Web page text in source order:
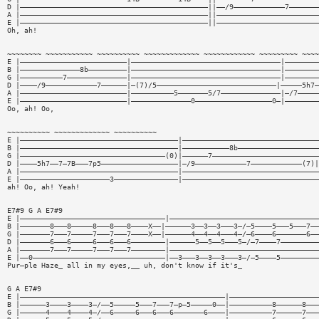
D |————————————————————————————————————————————||——/
A
E
Oh, ah!
~~~~~~~~ ~~~~~~~~~~~ ~~~~~~~~~~ ~~~~~~~~~~~~~ ~~~~~~~~~~~~ ~~~~~~~~~
E
B
G
D |————/9————————————7——————|—(7)/
A |—————————————————————————|——————————5———————5/7——————————————|—/
E
Oo, ah! Oo,
~~~~~~~~~~ ~~~~~~~~~~~~~ ~~~~~~~~~~
E
B
G
D |————5h7——7—7B———7p5——————————————————|—/
A
E
ah! Oo, ah! Yeah!
E7#9 G A E7#9
E
B |———————8———8—————8———8———8————X——|——————3——3——3———3—/
G |———————7———7—————7———7———7————X——|——————4——4——4———4—/
D |———————6———6—————6———6———6————————|——————5——5——5———5—/
A
E |——0———————————————————————————————|——3———3——3——3———3—/
Pur—ple Haze_ all in my eyes,__ uh, don't know if it's_
G A E7#9
E
B |——————3————3————3—/
G |——————4————4————4—/